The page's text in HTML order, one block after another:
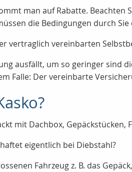
man auf Rabatte. Beachten
die Bedingungen durch
vertraglich vereinbarten
ausfällt, um so geringer sind
Falle: Der vereinbarte
mit Dachbox, Gepäckstücken,
eigentlich bei Diebstahl?
Fahrzeug z. B. das